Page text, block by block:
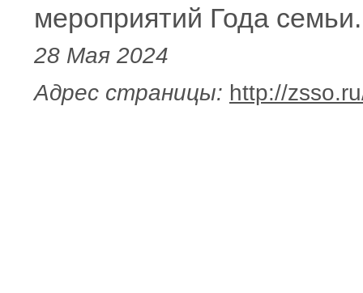
мероприятий Года семьи.
28 Мая 2024
Адрес страницы: http://